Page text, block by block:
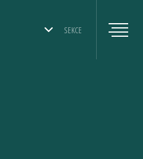
SEKCE